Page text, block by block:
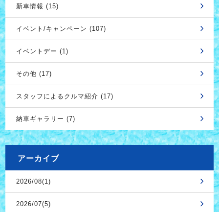
新車情報 (15)
イベント/キャンペーン (107)
イベントデー (1)
その他 (17)
スタッフによるクルマ紹介 (17)
納車ギャラリー (7)
アーカイブ
2026/08(1)
2026/07(5)